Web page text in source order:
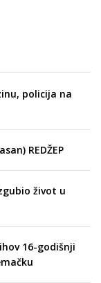
policija na
REDŽEP
život u
16-godišnji